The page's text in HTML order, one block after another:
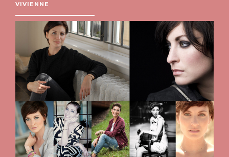
VIVIENNE